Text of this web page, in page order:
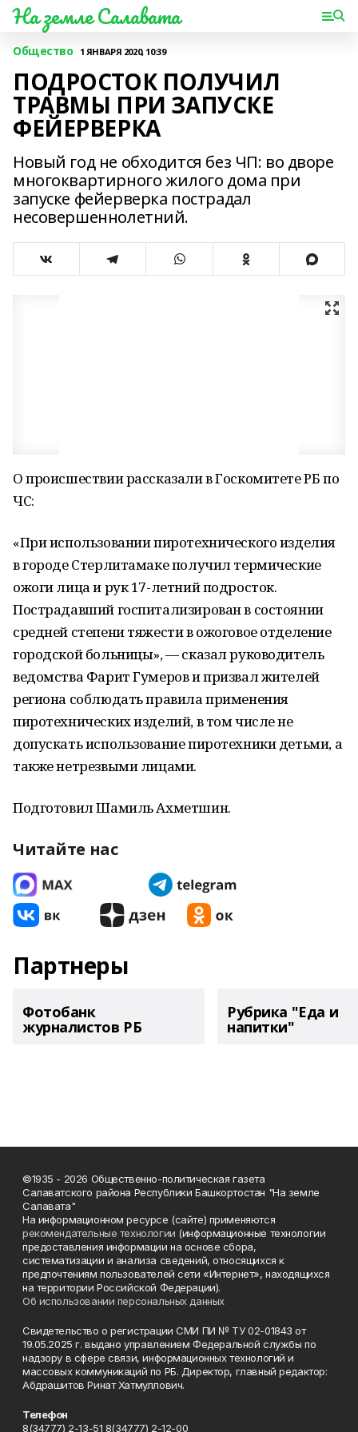
На земле Салавата
Общество 1 ЯНВАРЯ 2020, 10:39
ПОДРОСТОК ПОЛУЧИЛ
ТРАВМЫ ПРИ ЗАПУСКЕ
ФЕЙЕРВЕРКА
Новый год не обходится без ЧП: во дворе
многоквартирного жилого дома при
запуске фейерверка пострадал
несовершеннолетний.
О происшествии рассказали в Госкомитете РБ по
ЧС:
«При использовании пиротехнического изделия
в городе Стерлитамаке получил термические
ожоги лица и рук 17-летний подросток.
Пострадавший госпитализирован в состоянии
средней степени тяжести в ожоговое отделение
городской больницы», — сказал руководитель
ведомства Фарит Гумеров и призвал жителей
региона соблюдать правила применения
пиротехнических изделий, в том числе не
допускать использование пиротехники детьми, а
также нетрезвыми лицами.
Подготовил Шамиль Ахметшин.
Читайте нас
Партнеры
Фотобанк
журналистов РБ
Рубрика "Еда и
напитки"
©1935 - 2026 Общественно-политическая газета
Салаватского района Республики Башкортостан "На земле
Салавата"
На информационном ресурсе (сайте) применяются
рекомендательные технологии (информационные технологии
предоставления информации на основе сбора,
систематизации и анализа сведений, относящихся к
предпочтениям пользователей сети «Интернет», находящихся
на территории Российской Федерации).
Об использовании персональных данных
Свидетельство о регистрации СМИ ПИ № ТУ 02-01843 от
19.05.2025 г. выдано управлением Федеральной службы по
надзору в сфере связи, информационных технологий и
массовых коммуникаций по РБ. Директор, главный редактор:
Абдрашитов Ринат Хатмуллович.
Телефон
8(34777) 2-13-51 8(34777) 2-12-00